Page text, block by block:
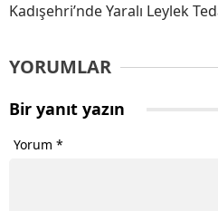
Kadışehri’nde Yaralı Leylek
YORUMLAR
Bir yanıt yazın
Yorum *